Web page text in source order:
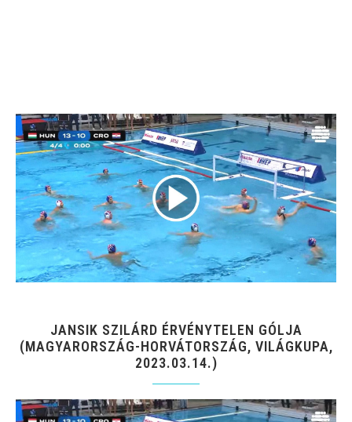
JANSIK SZILÁRD ÉRVÉNYTELEN GÓLJA
(MAGYARORSZÁG-HORVÁTORSZÁG, VILÁGKUPA,
2023.03.14.)